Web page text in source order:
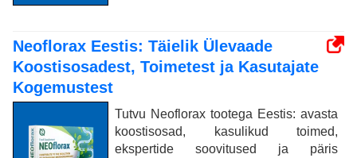
Neoflorax Eestis: Täielik Ülevaade
Koostisosadest, Toimetest ja Kasutajate
Kogemustest
Tutvu Neoflorax tootega Eestis: avasta
koostisosad, kasulikud toimed,
ekspertide soovitused ja päris